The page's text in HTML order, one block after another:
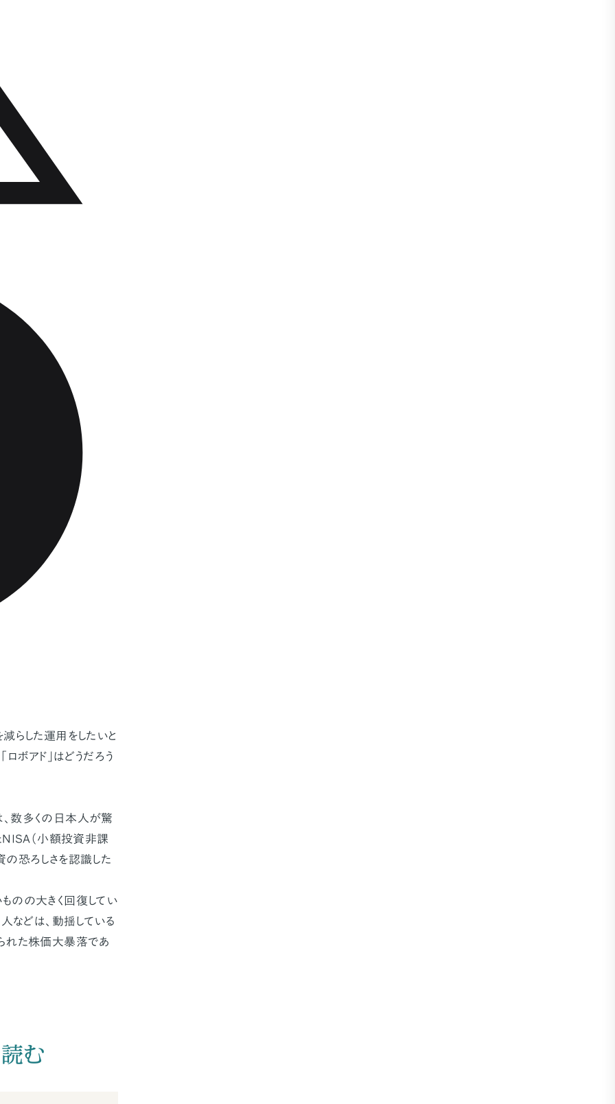
らした運用をしたいと
ボアド」はどうだろう
数多くの日本人が驚
NISA（小額投資非課
恐ろしさを認識した
のの大きく回復してい
などは、動揺している
れた株価大暴落であ
む